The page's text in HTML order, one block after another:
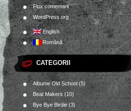
Flux comentarii
WordPress.org
English
Română
CATEGORII
Albume Old School(5)
Beat Makers(10)
Bye Bye Birdie(3)